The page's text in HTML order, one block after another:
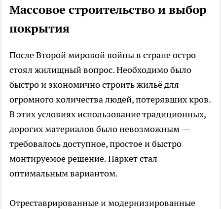
Массовое строительство и выбор
покрытия
После Второй мировой войны в стране остро
стоял жилищный вопрос. Необходимо было
быстро и экономично строить жильё для
огромного количества людей, потерявших кров.
В этих условиях использование традиционных,
дорогих материалов было невозможным —
требовалось доступное, простое и быстро
монтируемое решение. Паркет стал
оптимальным вариантом.
Отреставрированные и модернизированные